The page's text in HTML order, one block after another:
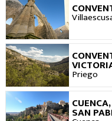
Priego
SAN